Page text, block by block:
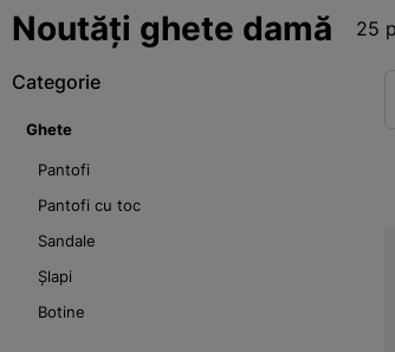
Noutăți ghete damă 25
Categorie
Ghete
Pantofi
Pantofi cu toc
Sandale
Șlapi
Botine